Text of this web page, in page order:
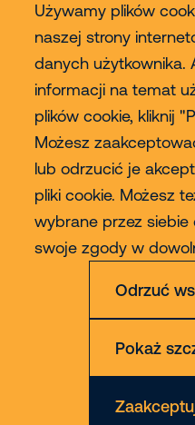
Używamy plików
naszej strony
danych użytkownika.
informacji na temat
plików cookie, kliknij
Możesz
lub odrzucić je
pliki cookie. Możesz
wybrane przez siebie
swoje zgody w
Odrzuć
Pokaż
Usługi
Sprzedaż
Contact
Więcej
© 2026 Riwal